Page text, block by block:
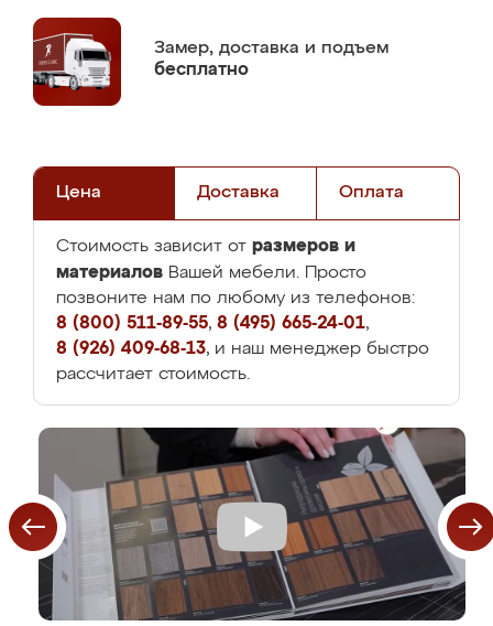
Замер, доставка и подъем
бесплатно
Цена Доставка Оплата
Стоимость зависит от размеров и
материалов Вашей мебели. Просто
позвоните нам по любому из телефонов:
8 (800) 511-89-55, 8 (495) 665-24-01,
8 (926) 409-68-13, и наш менеджер быстро
рассчитает стоимость.